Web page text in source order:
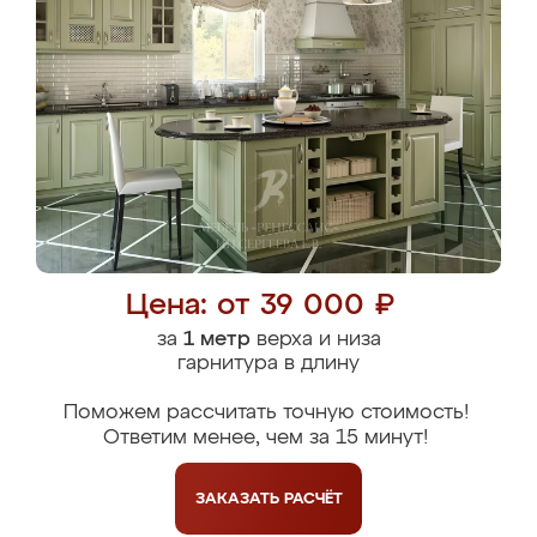
Цена: от 39 000 ₽
за 1 метрверха и низа
гарнитура в длину
Поможем рассчитать точную стоимость!
Ответим менее, чем за 15 минут!
ЗАКАЗАТЬ РАСЧЁТ